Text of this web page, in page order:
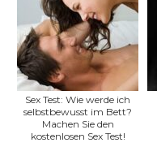
Sex Test: Wie werde ich
selbstbewusst im Bett?
Machen Sie den
kostenlosen Sex Test!